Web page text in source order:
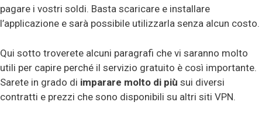
pagare i vostri soldi. Basta scaricare e installare
l’applicazione e sarà possibile utilizzarla senza alcun costo.
Qui sotto troverete alcuni paragrafi che vi saranno molto
utili per capire perché il servizio gratuito è così importante.
Sarete in grado di imparare molto di più sui diversi
contratti e prezzi che sono disponibili su altri siti VPN.